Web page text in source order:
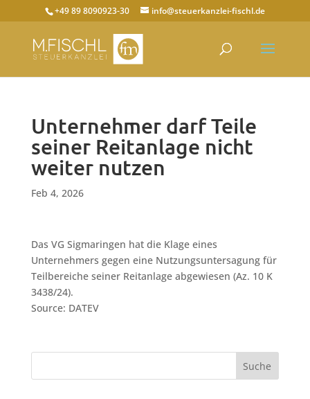
+49 89 8090923-30 info@steuerkanzlei-fischl.de
Unternehmer darf Teile
seiner Reitanlage nicht
weiter nutzen
Feb 4, 2026
Das VG Sigmaringen hat die Klage eines
Unternehmers gegen eine Nutzungsuntersagung für
Teilbereiche seiner Reitanlage abgewiesen (Az. 10 K
3438/24).
Source: DATEV